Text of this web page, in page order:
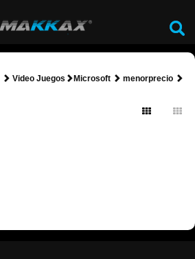
Video Juegos Microsoft
menorprecio